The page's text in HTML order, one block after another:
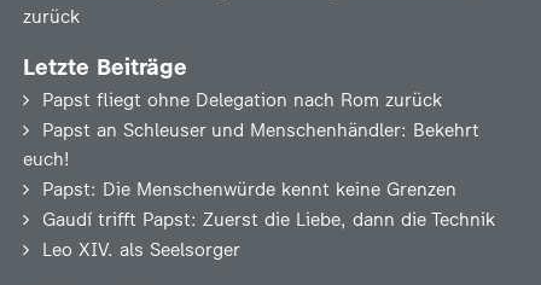
zurück
Letzte Beiträge
Papst fliegt ohne Delegation nach Rom zurück
Papst an Schleuser und Menschenhändler: Bekehrt
euch!
Papst: Die Menschenwürde kennt keine Grenzen
Gaudí trifft Papst: Zuerst die Liebe, dann die Technik
Leo XIV. als Seelsorger